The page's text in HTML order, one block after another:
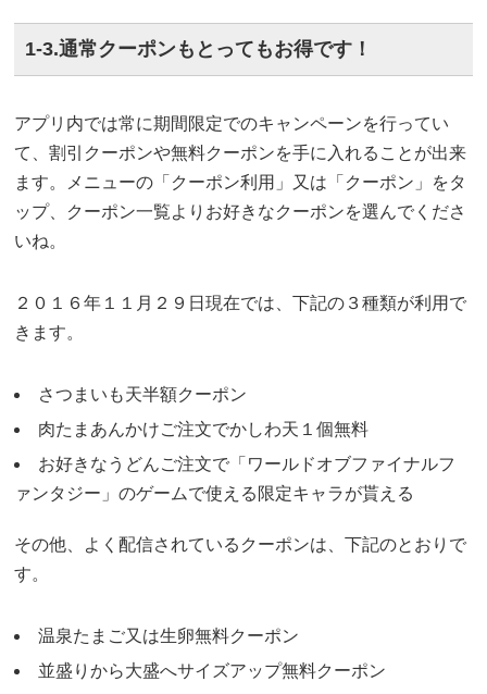
1-3.通常クーポンもとってもお得です！
アプリ内では常に期間限定でのキャンペーンを行ってい
て、割引クーポンや無料クーポンを手に入れることが出来
ます。メニューの「クーポン利用」又は「クーポン」をタ
ップ、クーポン一覧よりお好きなクーポンを選んでくださ
いね。
２０１６年１１月２９日現在では、下記の３種類が利用で
きます。
さつまいも天半額クーポン
肉たまあんかけご注文でかしわ天１個無料
お好きなうどんご注文で「ワールドオブファイナルフ
ァンタジー」のゲームで使える限定キャラが貰える
その他、よく配信されているクーポンは、下記のとおりで
す。
温泉たまご又は生卵無料クーポン
並盛りから大盛へサイズアップ無料クーポン